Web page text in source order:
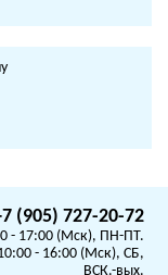
(905) 727-20-72
- 17:00 (Мск), ПН-ПТ.
- 16:00 (Мск), СБ,
ВСК.-вых.